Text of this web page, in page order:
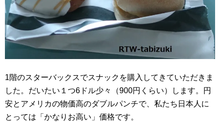
1階のスターバックスでスナックを購入してきていただきま
した。だいたい１つ6ドル少々（900円くらい）します。円
安とアメリカの物価高のダブルパンチで、私たち日本人に
とっては「かなりお高い」価格です。